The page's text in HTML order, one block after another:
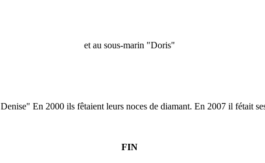
et au sous-marin "Doris"
En 2000 ils fêtaient leurs noces de diamant. En 2007 il fétait
FIN